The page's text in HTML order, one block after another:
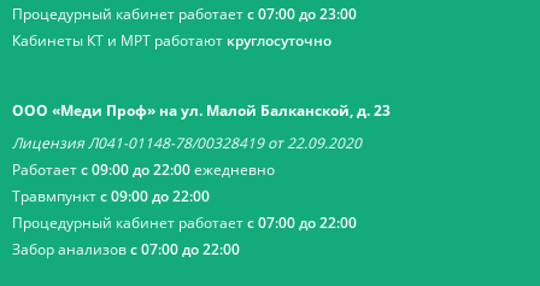
Процедурный кабинет работаетс 07:00 до 23:00
Кабинеты КТ и МРТ работают круглосуточно
ООО «Меди Проф» на ул. Малой Балканской, д. 23
Лицензия Л041-01148-78/00328419 от 22.09.2020
Работаетс 09:00 до 22:00ежедневно
Травмпунктс 09:00 до 22:00
Процедурный кабинет работаетс 07:00 до 22:00
Забор анализовс 07:00 до 22:00